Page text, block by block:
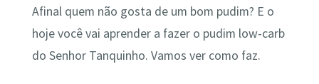
Afinal quem não gosta de um bom pudim? E o
hoje você vai aprender a fazer o pudim low-carb
do Senhor Tanquinho. Vamos ver como faz.